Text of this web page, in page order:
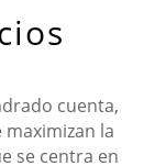
cuenta,
la
se centra en